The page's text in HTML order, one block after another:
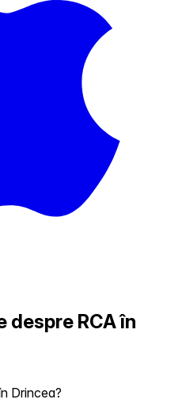
RCA în
Drincea?